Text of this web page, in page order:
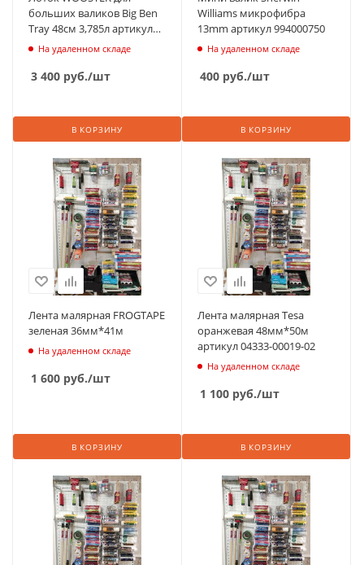
больших валиков Big Ben
Tray 48см 3,785л артикул
BR412На удаленном складе
3 400 руб./шт
В КОРЗИНУ
Williams микрофибра
13mm артикул 994000750
На удаленном складе
400 руб./шт
В КОРЗИНУ
Лента малярная FROGTAPE
зеленая 36мм*41м
На удаленном складе
1 600 руб./шт
В КОРЗИНУ
Лента малярная Tesa
оранжевая 48мм*50м
артикул 04333-00019-02
На удаленном складе
1 100 руб./шт
В КОРЗИНУ